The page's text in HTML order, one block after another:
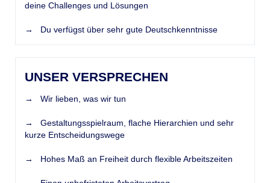
deine Challenges und Lösungen
→ Du verfügst über sehr gute Deutschkenntnisse
UNSER VERSPRECHEN
→ Wir lieben, was wir tun
→ Gestaltungsspielraum, flache Hierarchien und sehr
kurze Entscheidungswege
→ Hohes Maß an Freiheit durch flexible Arbeitszeiten